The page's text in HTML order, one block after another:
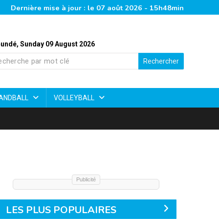
Dernière mise à jour : le 07 août 2026 - 15h48min
Sunday 09 August 2026
Rechercher
VOLLEYBALL
Publicité
LES PLUS POPULAIRES